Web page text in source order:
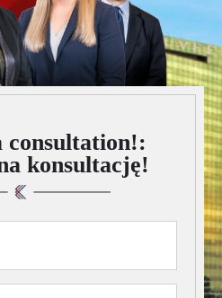
consultation!:
konsultację!